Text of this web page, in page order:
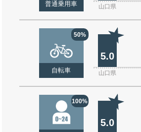
普通乗用車 山口県
50%
自転車
5.0
山口県
100%
5.0